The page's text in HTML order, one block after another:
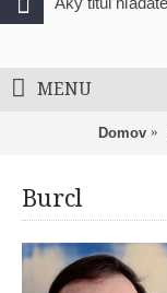
MENU
Domov
Burcl